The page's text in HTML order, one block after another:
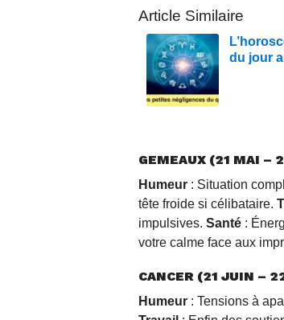
Article Similaire
du jour
GEMEAUX (21 MAI –
Humeur : Situation
tête froide si célibataire.
impulsives. Santé :
votre calme face aux
CANCER (21 JUIN –
Humeur : Tensions à